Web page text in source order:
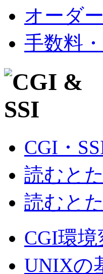
オーダ
手数料
CGI・
読むと
読むと
CGI環境
UNIXの